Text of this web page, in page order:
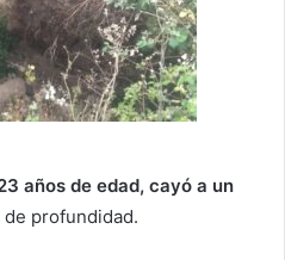
años de edad, cayó a un
de profundidad.